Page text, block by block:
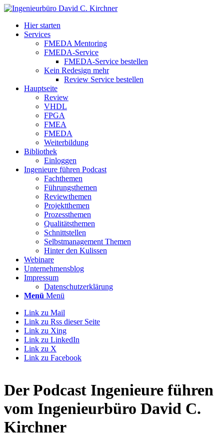
Hier starten
Services
FMEDA Mentoring
FMEDA-Service
FMEDA-Service bestellen
Kein Redesign mehr
Review Service bestellen
Hauptseite
Review
VHDL
FPGA
FMEA
FMEDA
Weiterbildung
Bibliothek
Einloggen
Ingenieure führen Podcast
Fachthemen
Führungsthemen
Reviewthemen
Projektthemen
Prozessthemen
Qualitätsthemen
Schnittstellen
Selbstmanagement Themen
Hinter den Kulissen
Webinare
Unternehmensblog
Impressum
Datenschutzerklärung
Menü Menü
Link zu Mail
Link zu Rss dieser Seite
Link zu Xing
Link zu LinkedIn
Link zu X
Link zu Facebook
Der Podcast Ingenieure führen
vom Ingenieurbüro David C.
Kirchner